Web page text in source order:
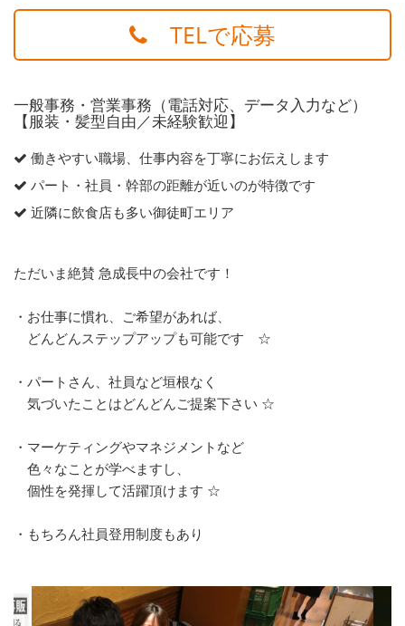
TELで応募
一般事務・営業事務（電話対応、データ入力など）
【服装・髪型自由／未経験歓迎】
働きやすい職場、仕事内容を丁寧にお伝えします
パート・社員・幹部の距離が近いのが特徴です
近隣に飲食店も多い御徒町エリア
ただいま絶賛 急成長中の会社です！
・お仕事に慣れ、ご希望があれば、
どんどんステップアップも可能です ☆
・パートさん、社員など垣根なく
気づいたことはどんどんご提案下さい ☆
・マーケティングやマネジメントなど
色々なことが学べますし、
個性を発揮して活躍頂けます ☆
・もちろん社員登用制度もあり